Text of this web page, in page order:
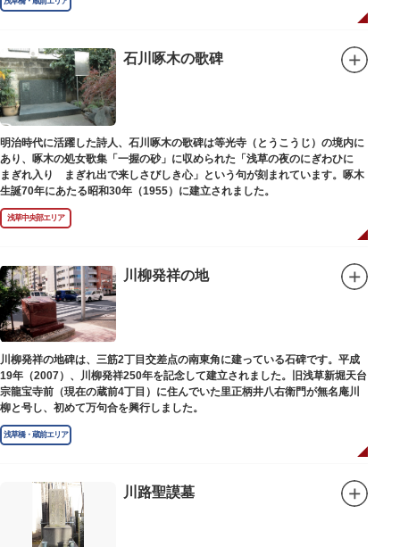
石川啄木の歌碑
明治時代に活躍した詩人、石川啄木の歌碑は等光寺（とうこうじ）の境内に
あり、啄木の処女歌集「一握の砂」に収められた「浅草の夜のにぎわひに
まぎれ入り まぎれ出で来しさびしき心」という句が刻まれています。啄木
生誕70年にあたる昭和30年（1955）に建立されました。
浅草中央部エリア
川柳発祥の地
川柳発祥の地碑は、三筋2丁目交差点の南東角に建っている石碑です。平成
19年（2007）、川柳発祥250年を記念して建立されました。旧浅草新堀天台
宗龍宝寺前（現在の蔵前4丁目）に住んでいた里正柄井八右衛門が無名庵川
柳と号し、初めて万句合を興行しました。
浅草橋・蔵前エリア
川路聖謨墓